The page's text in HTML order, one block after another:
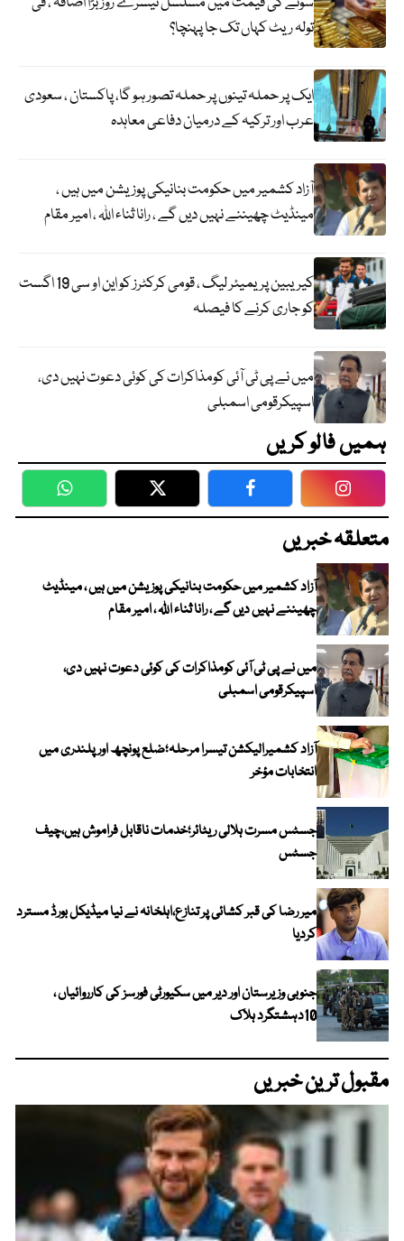
تولہ ریٹ کہاں تک جا پہنچا؟
ایک پر حملہ تینوں پر حملہ تصور ہو گا، پاکستان ، سعودی
عرب اور ترکیہ کے درمیان دفاعی معاہدہ
آزاد کشمیر میں حکومت بنانیکی پوزیشن میں ہیں ،
مینڈیٹ چھیننے نہیں دیں گے ، رانا ثناء اللہ ، امیر مقام
کیریبین پریمیئر لیگ ، قومی کرکٹرز کو این او سی 19 اگست
کو جاری کرنے کا فیصلہ
میں نے پی ٹی آئی کومذاکرات کی کوئی دعوت نہیں دی،
اسپیکرقومی اسمبلی
ہمیں فالو کریں
WhatsApp Twitter Facebook
متعلقہ خبریں
آزاد کشمیر میں حکومت بنانیکی پوزیشن میں ہیں ، مینڈیٹ
چھیننے نہیں دیں گے ، رانا ثناء اللہ ، امیر مقام
میں نے پی ٹی آئی کومذاکرات کی کوئی دعوت نہیں دی،
اسپیکرقومی اسمبلی
آزاد کشمیرالیکشن تیسرا مرحلہ؛ضلع پونچھ اور پلندری میں
انتخابات مؤخر
جسٹس مسرت ہلالی ریٹائر؛خدمات ناقابل فراموش ہیں،چیف
جسٹس
میر رضا کی قبر کشائی پر تنازع،اہلخانہ نے نیا میڈیکل بورڈ مسترد
کردیا
جنوبی وزیرستان اور دیر میں سکیورٹی فورسز کی کارروائیاں ،
10دہشتگرد ہلاک
مقبول ترین خبریں